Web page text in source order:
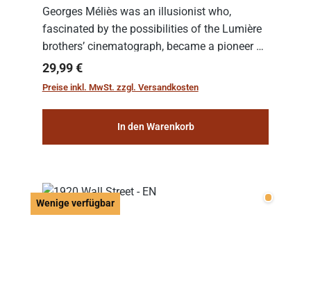
Georges Méliès was an illusionist who,
fascinated by the possibilities of the Lumière
brothers’ cinematograph, became a pioneer of
cinema. In 1902, he filmed his most famous
work: “Le Voyage dans la Lune” (“A Trip to...
Regulärer Preis:
29,99 €
Preise inkl. MwSt. zzgl. Versandkosten
In den Warenkorb
Wenige verfügbar Wenige